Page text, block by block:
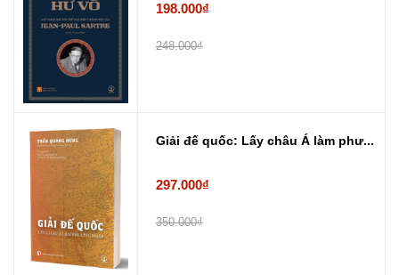
198.000₫
248.000₫
Giải đế quốc: Lấy châu Á làm phư...
297.000₫
350.000₫